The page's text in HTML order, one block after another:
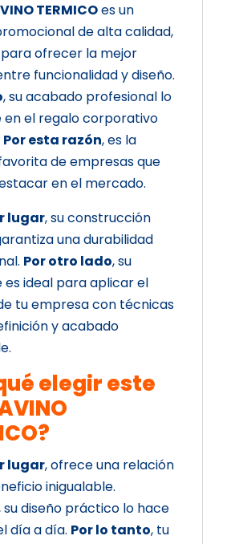
TERMICOes un
de alta calidad,
ofrecer la mejor
funcionalidad y diseño.
, su acabado profesional lo
el regalo corporativo
Por esta razón, es la
de empresas que
en el mercado.
lugar, su construcción
una durabilidad
Por otro lado, su
es ideal para aplicar el
tu empresa con técnicas
y acabado
elegir este
lugar, ofrece una relación
inigualable.
su diseño práctico lo hace
día a día. Por lo tanto, tu